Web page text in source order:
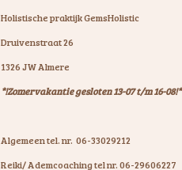
Holistische praktijk GemsHolistic
Druivenstraat 26
1326 JW Almere
*!Zomervakantie gesloten 13-07 t/m 16-08!*
Algemeen tel. nr. 06-33029212
Reiki/ Ademcoaching tel nr. 06-29606227